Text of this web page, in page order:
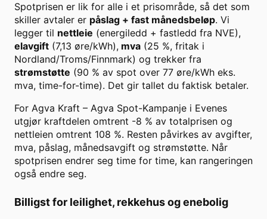
Spotprisen er lik for alle i et prisområde, så det som
skiller avtaler er påslag + fast månedsbeløp. Vi
legger til nettleie (energiledd + fastledd fra NVE),
elavgift (7,13 øre/kWh), mva (25 %, fritak i
Nordland/Troms/Finnmark) og trekker fra
strømstøtte (90 % av spot over 77 øre/kWh eks.
mva, time-for-time). Det gir tallet du faktisk betaler.
For Agva Kraft – Agva Spot-Kampanje i Evenes
utgjør kraftdelen omtrent -8 % av totalprisen og
nettleien omtrent 108 %. Resten påvirkes av avgifter,
mva, påslag, månedsavgift og strømstøtte. Når
spotprisen endrer seg time for time, kan rangeringen
også endre seg.
Billigst for leilighet, rekkehus og enebolig